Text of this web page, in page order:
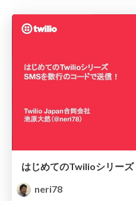
neri78